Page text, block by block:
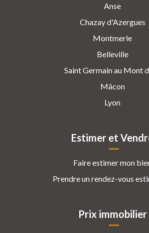
Anse
Chazay d'Azergues
Montmerle
Belleville
Saint Germain au Mont
Mâcon
Lyon
Estimer et
Faire estimer mon
Prendre un rendez-vous
Prix immobilier